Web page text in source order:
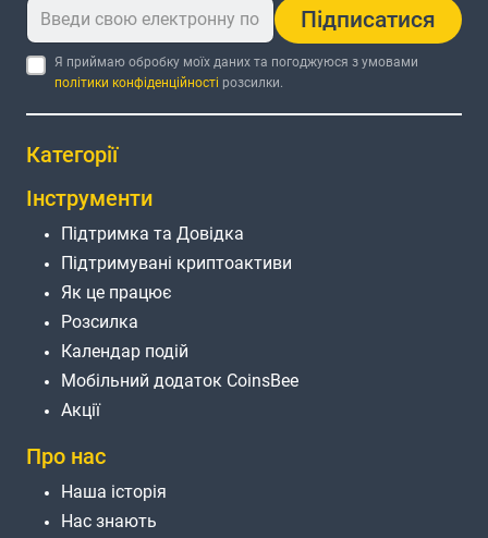
Підписатися
Я приймаю обробку моїх даних та погоджуюся з умовами
політики конфіденційності розсилки.
Категорії
Інструменти
Підтримка та Довідка
Підтримувані криптоактиви
Як це працює
Розсилка
Календар подій
Мобільний додаток CoinsBee
Акції
Про нас
Наша історія
Нас знають